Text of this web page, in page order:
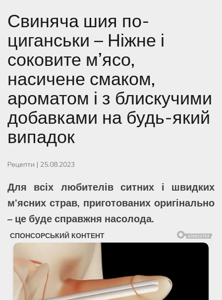
Свиняча шия по-
циганськи – Ніжне і
соковите м’ясо,
насичене смаком,
ароматом і з блискучими
добавками на будь-який
випадок
Рецепти | 25.08.2023
Для всіх любителів ситних і швидких
м’ясних страв, приготованих оригінально
– це буде справжня насолода.